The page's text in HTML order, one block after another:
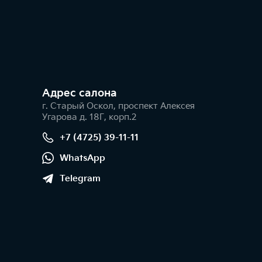
Адрес салонa
г. Старый Оскол, проспект Алексея
Угарова д. 18Г, корп.2
+7 (4725) 39-11-11
WhatsApp
Telegram